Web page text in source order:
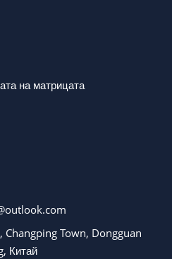
на матрицата
Changping Town, Dongguan
Китай